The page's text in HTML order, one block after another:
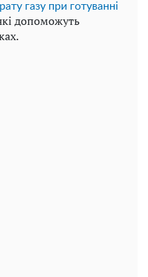
газу при готуванні
допоможуть